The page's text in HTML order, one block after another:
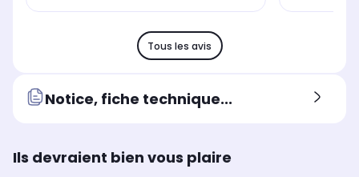
Tous les avis
Notice, fiche technique...
Ils devraient bien vous plaire